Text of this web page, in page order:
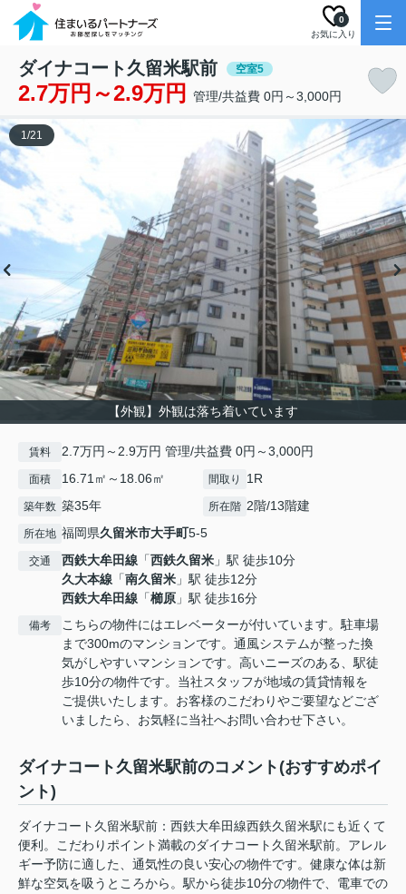
お気に入り
0
ダイナコート久留米駅前 空室5
2.7万円～2.9万円 管理/共益費 0円～3,000円
【外観】外観は落ち着いています
1/21
賃料 2.7万円～2.9万円 管理/共益費 0円～3,000円
面積 16.71㎡～18.06㎡ 間取り 1R
築年数 築35年 所在階 2階/13階建
所在地 福岡県久留米市大手町5-5
交通 西鉄大牟田線 「西鉄久留米 」駅 徒歩10分
久大本線 「南久留米 」駅 徒歩12分
西鉄大牟田線 「櫛原 」駅 徒歩16分
備考
こちらの物件にはエレベーターが付いています。駐車場
まで300mのマンションです。通風システムが整った換
気がしやすいマンションです。高いニーズのある、駅徒
歩10分の物件です。当社スタッフが地域の賃貸情報を
ご提供いたします。お客様のこだわりやご要望などござ
いましたら、お気軽に当社へお問い合わせ下さい。
ダイナコート久留米駅前のコメント(おすすめポイ
ント)
ダイナコート久留米駅前：西鉄大牟田線西鉄久留米駅にも近くて
便利。こだわりポイント満載のダイナコート久留米駅前。アレル
ギー予防に適した、通気性の良い安心の物件です。健康な体は新
鮮な空気を吸うところから。駅から徒歩10分の物件で、電車での